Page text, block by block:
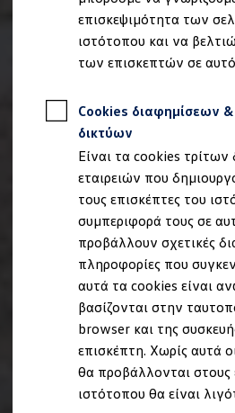
επισκεψιμότητα των
ιστότοπου και να
των επισκεπτών σε
Cookies διαφημίσεων
δικτύων
Είναι τα cookies τρίτων
εταιρειών που
τους επισκέπτες του
συμπεριφορά τους σε
προβάλλουν σχετικές
πληροφορίες που
αυτά τα cookies είναι
βασίζονται στην
browser και της
επισκέπτη. Χωρίς αυτά
θα προβάλλονται στους
ιστότοπου θα είναι
Ψυχαγωγία και
Εξατομίκευση
Επιτοίχιος
Συλλογές Lifestyle
Εφαρμογές
Σύνδεση κινητού
We Charge -
Πληροφορίες Πελάτη
Ανακύκλωση &
Ανακλήσεις
Προειδοποιητικές
Eνημερώσεις
Digital Manual -
XTL diesel fuel
Υπηρεσίες Volkswagen
Υπηρεσίες
Pick Up & Delivery
Φροντίδα Clean Plus
Επαγγελματικά
Συντήρηση &
Σημαντικές
Εγγύηση